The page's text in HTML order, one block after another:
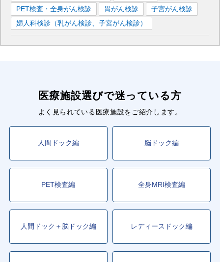
PET検査・全身がん検診
胃がん検診
子宮がん検診
婦人科検診（乳がん検診、子宮がん検診）
医療施設選びで迷っている方
よく見られている医療施設をご紹介します。
人間ドック編 脳ドック編
PET検査編 全身MRI検査編
人間ドック＋脳ドック編 レディースドック編